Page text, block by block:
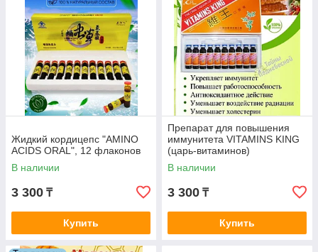
Жидкий кордицепс "AMINO
ACIDS ORAL", 12 флаконов
В наличии
3 300 ₸
Купить
Препарат для повышения
иммунитета VITAMINS KING
(царь-витаминов)
В наличии
3 300 ₸
Купить